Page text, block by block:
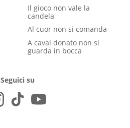
Il gioco non vale la
candela
Al cuor non si comanda
A caval donato non si
guarda in bocca
Seguici su